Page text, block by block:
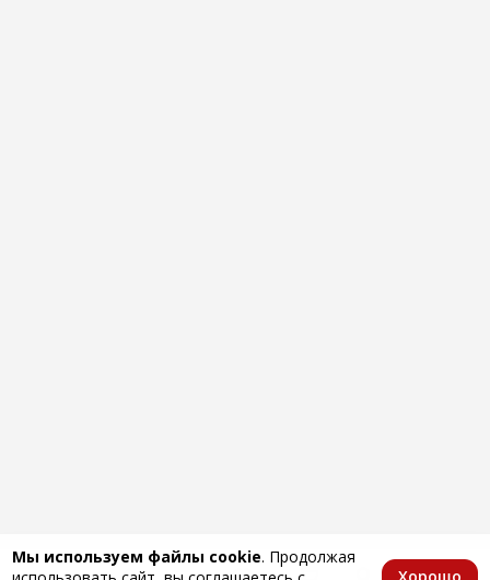
Мы используем файлы cookie. Продолжая